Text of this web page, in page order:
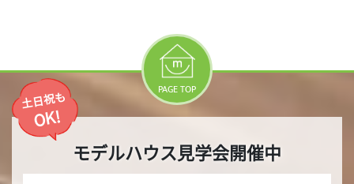
PAGE TOP
土日祝も
OK!
モデルハウス見学会開催中